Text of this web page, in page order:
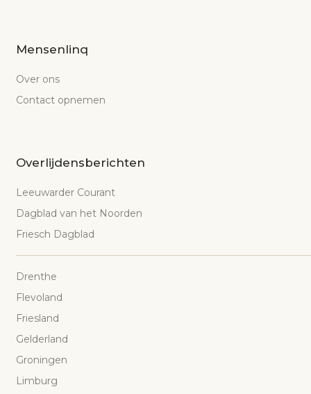
Mensenlinq
Over ons
Contact opnemen
Overlijdensberichten
Leeuwarder Courant
Dagblad van het Noorden
Friesch Dagblad
Drenthe
Flevoland
Friesland
Gelderland
Groningen
Limburg